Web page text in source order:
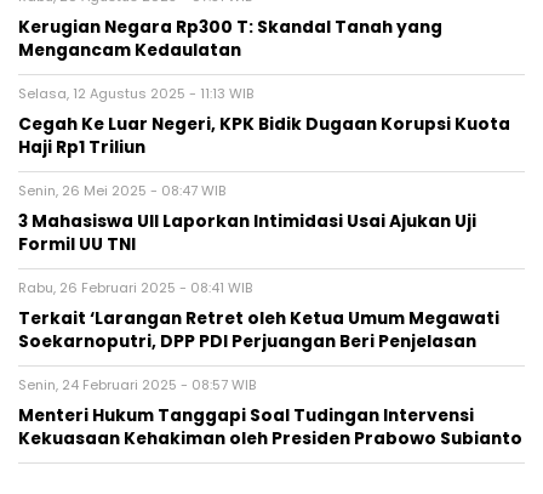
Kerugian Negara Rp300 T: Skandal Tanah yang
Mengancam Kedaulatan
Selasa, 12 Agustus 2025 - 11:13 WIB
Cegah Ke Luar Negeri, KPK Bidik Dugaan Korupsi Kuota
Haji Rp1 Triliun
Senin, 26 Mei 2025 - 08:47 WIB
3 Mahasiswa UII Laporkan Intimidasi Usai Ajukan Uji
Formil UU TNI
Rabu, 26 Februari 2025 - 08:41 WIB
Terkait ‘Larangan Retret oleh Ketua Umum Megawati
Soekarnoputri, DPP PDI Perjuangan Beri Penjelasan
Senin, 24 Februari 2025 - 08:57 WIB
Menteri Hukum Tanggapi Soal Tudingan Intervensi
Kekuasaan Kehakiman oleh Presiden Prabowo Subianto